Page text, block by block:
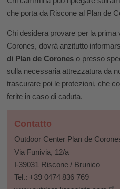
che porta da Riscone al Plan de
Chi desidera provare per la prima
Corones, dovrà anzitutto
di Plan de Corones o presso
sulla necessaria attrezzatura da
trascurare poi le protezioni, che
ferite in caso di caduta.
Contatto
Outdoor Center Plan de
Via Funivia, 12/a
I-39031 Riscone / Brunico
Tel.: +39 0474 836 769